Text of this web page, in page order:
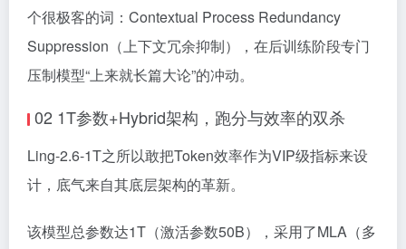
个很极客的词：Contextual Process Redundancy
Suppression（上下文冗余抑制），在后训练阶段专门
压制模型“上来就长篇大论”的冲动。
02 1T参数+Hybrid架构，跑分与效率的双杀
Ling-2.6-1T之所以敢把Token效率作为VIP级指标来设
计，底气来自其底层架构的革新。
该模型总参数达1T（激活参数50B），采用了MLA（多